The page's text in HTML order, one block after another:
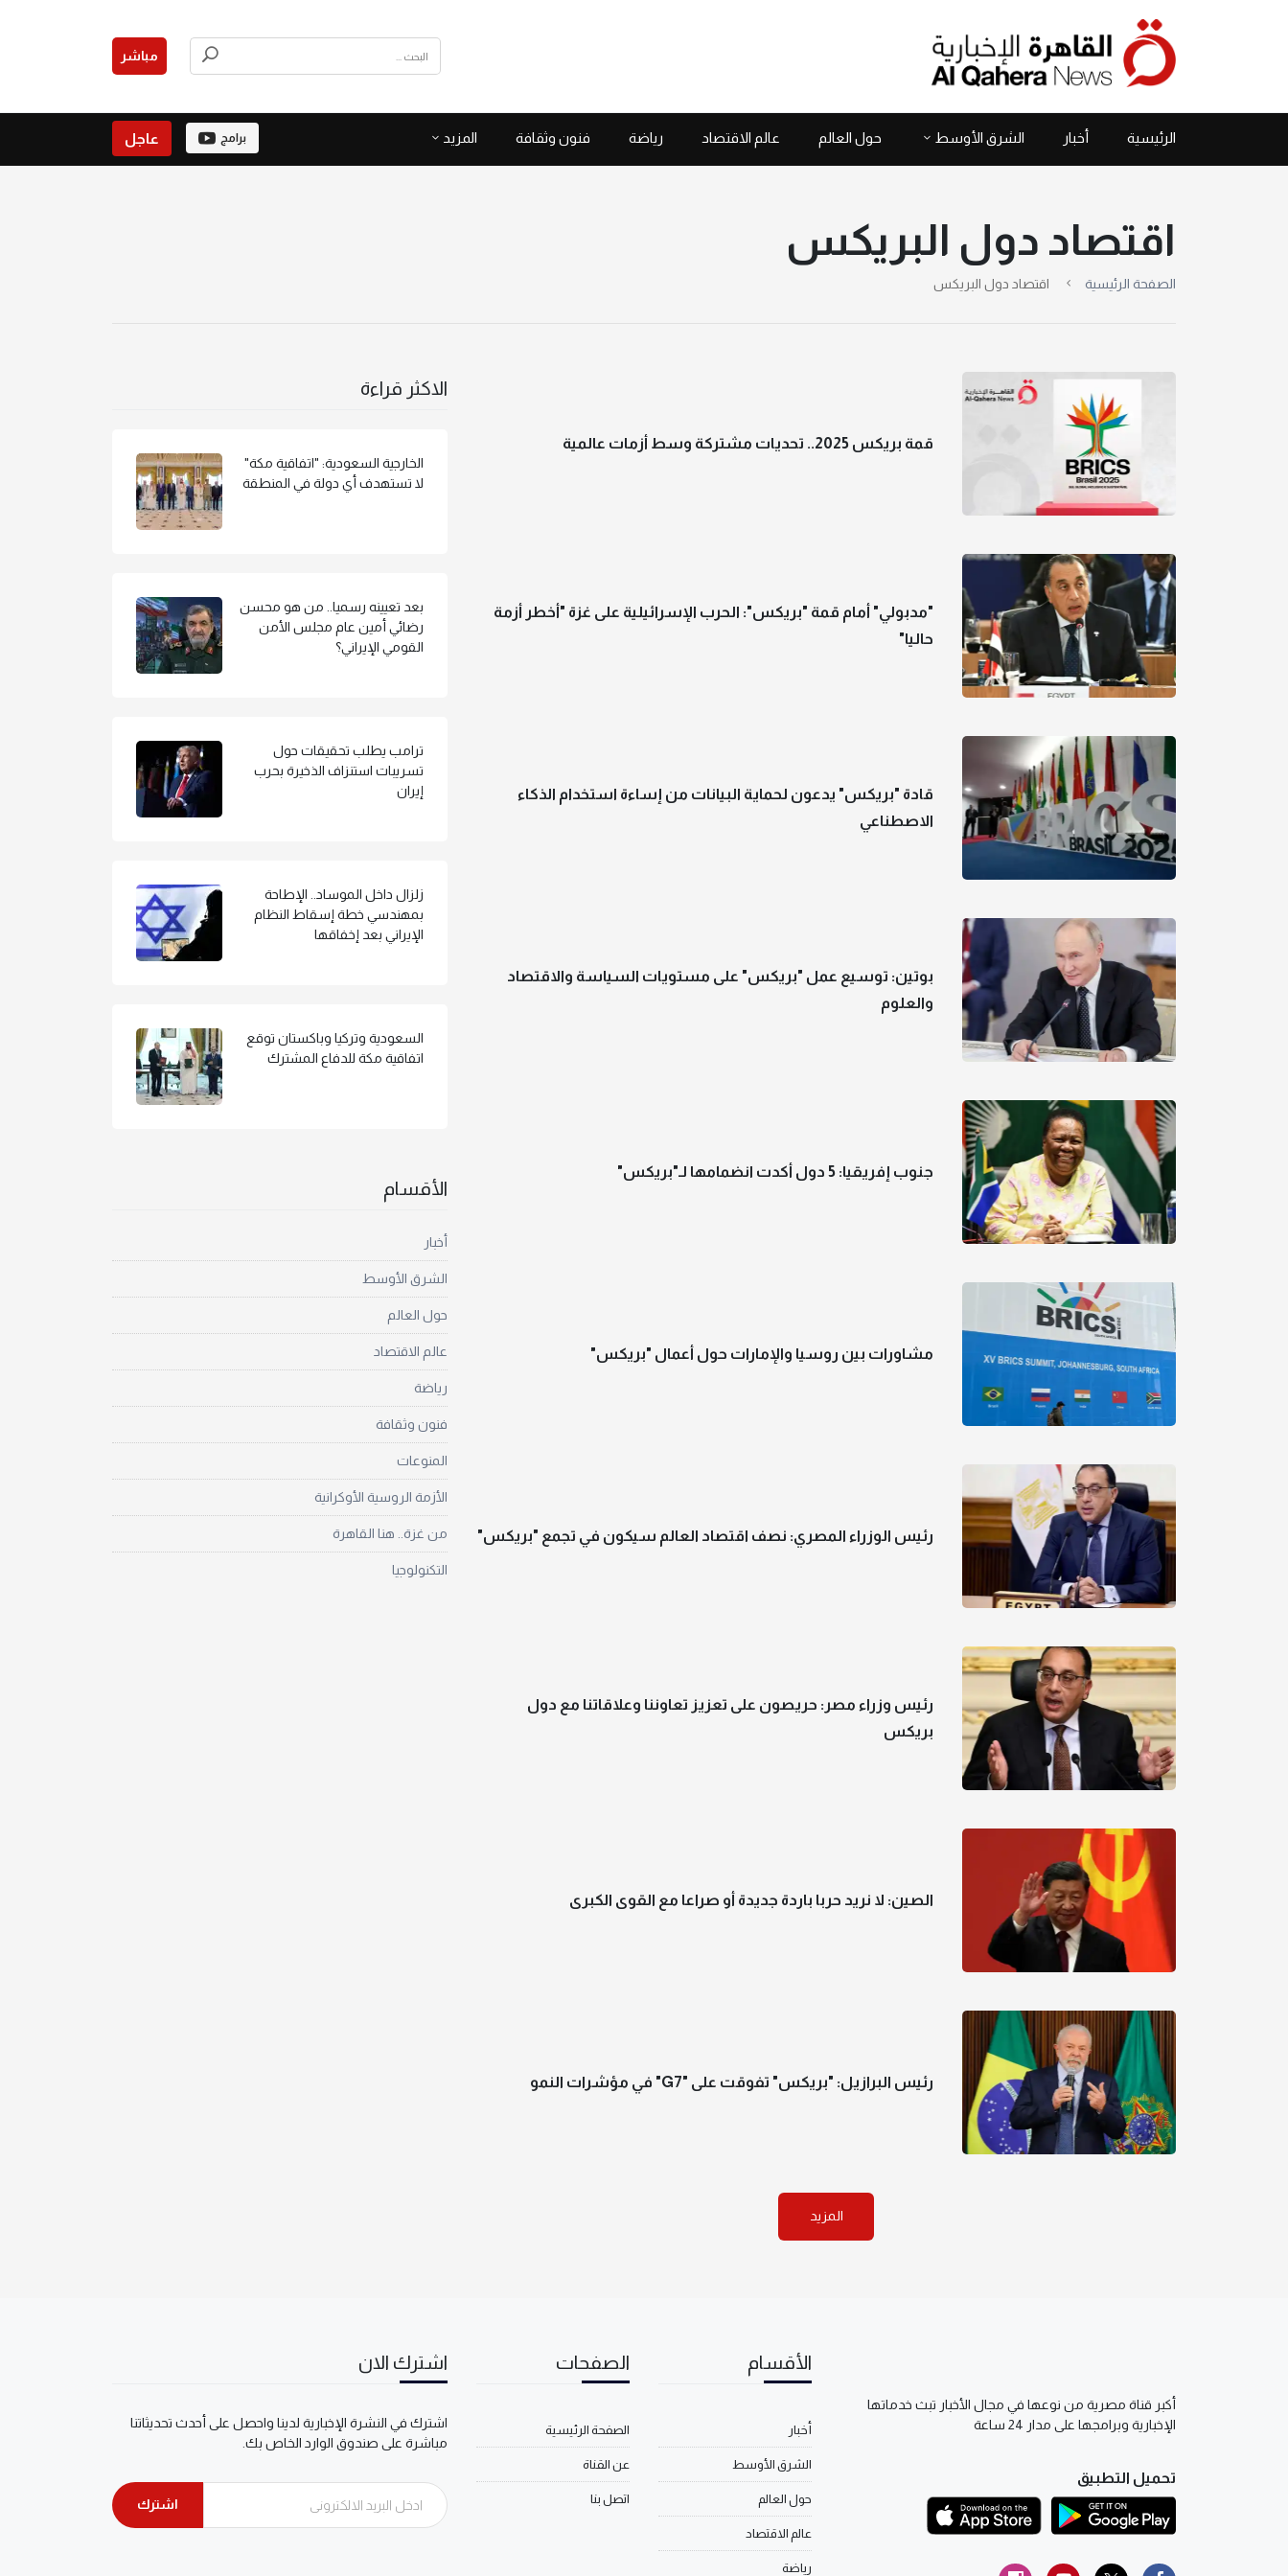
مباشر
الرئيسية أخبار الشرق الأوسط حول العالم عالم الاقتصاد رياضة فنون وثقافة المزيد برامج عاجل
اقتصاد دول البريكس
الصفحة الرئيسية اقتصاد دول البريكس
قمة بريكس 2025.. تحديات مشتركة وسط أزمات عالمية
"مدبولي" أمام قمة "بريكس": الحرب الإسرائيلية على غزة "أخطر أزمة
حاليا"
قادة "بريكس" يدعون لحماية البيانات من إساءة استخدام الذكاء
الاصطناعي
بوتين: توسيع عمل "بريكس" على مستويات السياسة والاقتصاد
والعلوم
جنوب إفريقيا: 5 دول أكدت انضمامها لـ"بريكس"
مشاورات بين روسيا والإمارات حول أعمال "بريكس"
رئيس الوزراء المصري: نصف اقتصاد العالم سيكون في تجمع "بريكس"
رئيس وزراء مصر: حريصون على تعزيز تعاوننا وعلاقاتنا مع دول
بريكس
الصين: لا نريد حربا باردة جديدة أو صراعا مع القوى الكبرى
رئيس البرازيل: "بريكس" تفوقت على "G7" في مؤشرات النمو
المزيد
الاكثر قراءة
الخارجية السعودية: "اتفاقية مكة"
لا تستهدف أي دولة في المنطقة
بعد تعيينه رسميا.. من هو محسن
رضائي أمين عام مجلس الأمن
القومي الإيراني؟
ترامب يطلب تحقيقات حول
تسريبات استنزاف الذخيرة بحرب
إيران
زلزال داخل الموساد.. الإطاحة
بمهندسي خطة إسقاط النظام
الإيراني بعد إخفاقها
السعودية وتركيا وباكستان توقع
اتفاقية مكة للدفاع المشترك
الأقسام
أخبار
الشرق الأوسط
حول العالم
عالم الاقتصاد
رياضة
فنون وثقافة
المنوعات
الأزمة الروسية الأوكرانية
من غزة.. هنا القاهرة
التكنولوجيا
أكبر قناة مصرية من نوعها في مجال الأخبار تبث خدماتها
الإخبارية وبرامجها على مدار 24 ساعة
تحميل التطبيق
الأقسام
أخبار
الشرق الأوسط
حول العالم
عالم الاقتصاد
رياضة
الصفحات
الصفحة الرئيسية
عن القناة
اتصل بنا
اشترك الان
اشترك في النشرة الإخبارية لدينا واحصل على أحدث تحديثاتنا
مباشرة على صندوق الوارد الخاص بك.
اشترك